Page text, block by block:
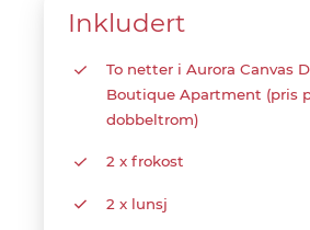
Inkludert
To netter i Aurora Canvas
Boutique Apartment (pris
dobbeltrom)
2 x frokost
2 x lunsj